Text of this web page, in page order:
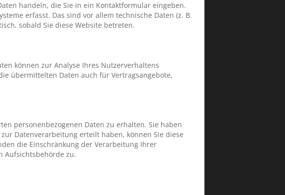
handeln, die Sie in ein Kontaktformular eingeben.
erfasst. Das sind vor allem technische Daten (z. B.
sobald Sie diese Website betreten.
können zur Analyse Ihres Nutzerverhaltens
übermittelten Daten auch für Vertragsangebote,
personenbezogenen Daten zu erhalten. Sie haben
Datenverarbeitung erteilt haben, können Sie diese
die Einschränkung der Verarbeitung Ihrer
Aufsichtsbehörde zu.